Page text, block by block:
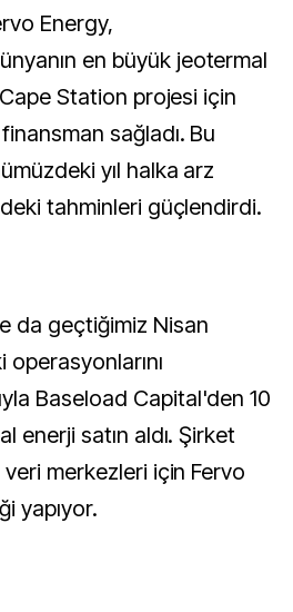
Energy,
en büyük jeotermal
Station projesi için
sağladı. Bu
yıl halka arz
tahminleri güçlendirdi.
da geçtiğimiz Nisan
operasyonlarını
Baseload Capital'den 10
enerji satın aldı. Şirket
veri merkezleri için Fervo
yapıyor.